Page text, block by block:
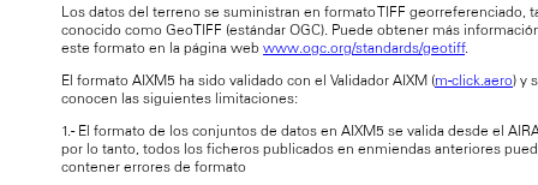
Los datos del terreno se suministran en formato TIFF georreferenciado,
conocido como GeoTIFF (estándar OGC). Puede obtener más
este formato en la página web www.ogc.org/standards/geotiff.
El formato AIXM5 ha sido validado con el Validador AIXM (m-click.aero) y
conocen las siguientes limitaciones:
1.- El formato de los conjuntos de datos en AIXM5 se valida desde el
por lo tanto, todos los ficheros publicados en enmiendas anteriores
contener errores de formato